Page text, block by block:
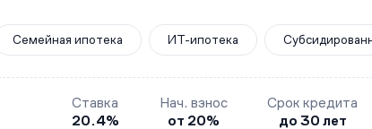
Семейная ипотека ИТ-ипотека
Ставка
20.4%
Нач. взнос
от 20%
Срок кредита
до 30 лет